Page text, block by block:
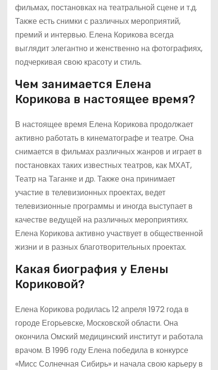
фильмах, постановках на театральной сцене и т.д.
Также есть снимки с различных мероприятий,
премий и интервью. Елена Корикова всегда
выглядит элегантно и женственно на фотографиях,
подчеркивая свою красоту и стиль.
Чем занимается Елена
Корикова в настоящее время?
В настоящее время Елена Корикова продолжает
активно работать в кинематографе и театре. Она
снимается в фильмах различных жанров и играет в
постановках таких известных театров, как МХАТ,
Театр на Таганке и др. Также она принимает
участие в телевизионных проектах, ведет
телевизионные программы и иногда выступает в
качестве ведущей на различных мероприятиях.
Елена Корикова активно участвует в общественной
жизни и в разных благотворительных проектах.
Какая биография у Елены
Кориковой?
Елена Корикова родилась 12 апреля 1972 года в
городе Егорьевске, Московской области. Она
окончила Омский медицинский институт и работала
врачом. В 1996 году Елена победила в конкурсе
«Мисс Солнечная Сибирь» и начала свою карьеру в